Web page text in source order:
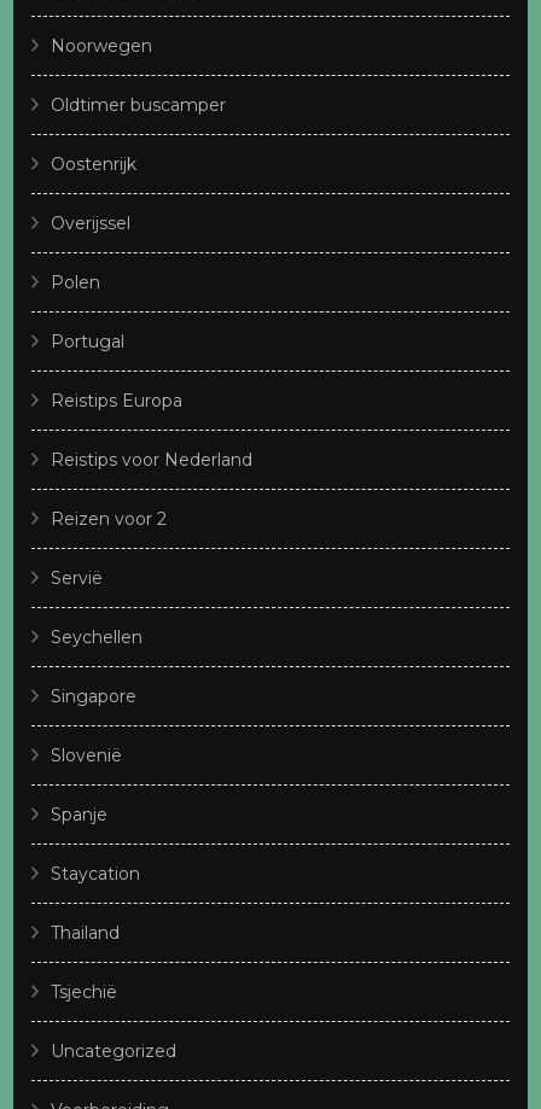
Noorwegen
Oldtimer buscamper
Oostenrijk
Overijssel
Polen
Portugal
Reistips Europa
Reistips voor Nederland
Reizen voor 2
Servië
Seychellen
Singapore
Slovenië
Spanje
Staycation
Thailand
Tsjechië
Uncategorized